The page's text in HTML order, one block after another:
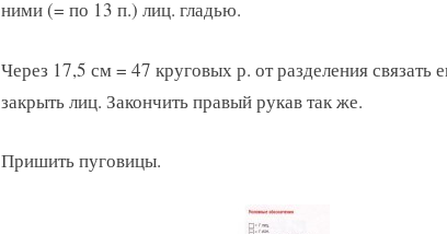
ними (= по 13 п.) лиц. гладью.
Через 17,5 см = 47 круговых р. от разделения связать
закрыть лиц. Закончить правый рукав так же.
Пришить пуговицы.